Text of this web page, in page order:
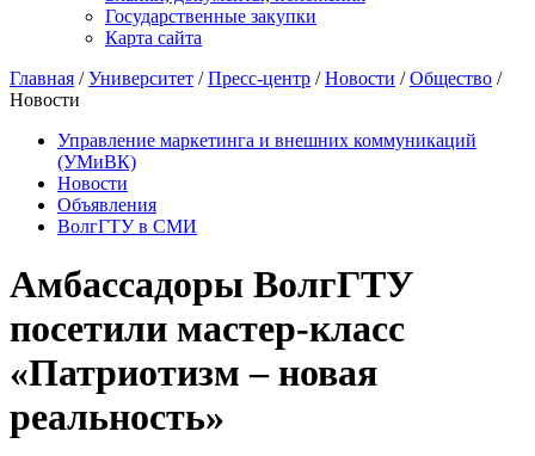
Государственные закупки
Карта сайта
Главная /Университет /Пресс-центр /Новости /Общество /
Новости
Управление маркетинга и внешних коммуникаций
(УМиВК)
Новости
Объявления
ВолгГТУ в СМИ
Амбассадоры ВолгГТУ
посетили мастер-класс
«Патриотизм – новая
реальность»